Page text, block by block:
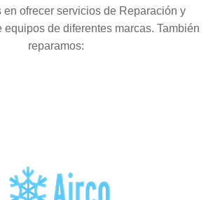
ofrecer servicios de Reparación y
equipos de diferentes marcas. También
reparamos: